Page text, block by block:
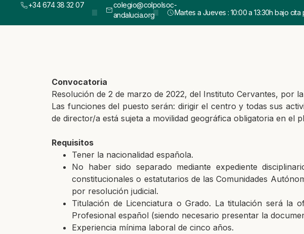
+34 674 38 32 07
colegio@colpolsoc-
andalucia.org
Martes a Jueves : 10:00 a 13:30h bajo
Convocatoria
Resolución de 2 de marzo de 2022, del Instituto Cervantes, por
Las funciones del puesto serán: dirigir el centro y todas sus
de director/a está sujeta a movilidad geográfica obligatoria en el
Requisitos
Tener la nacionalidad española.
No haber sido separado mediante expediente
constitucionales o estatutarios de las Comunidades
por resolución judicial.
Titulación de Licenciatura o Grado. La titulación será la
Profesional español (siendo necesario presentar la
Experiencia mínima laboral de cinco años.